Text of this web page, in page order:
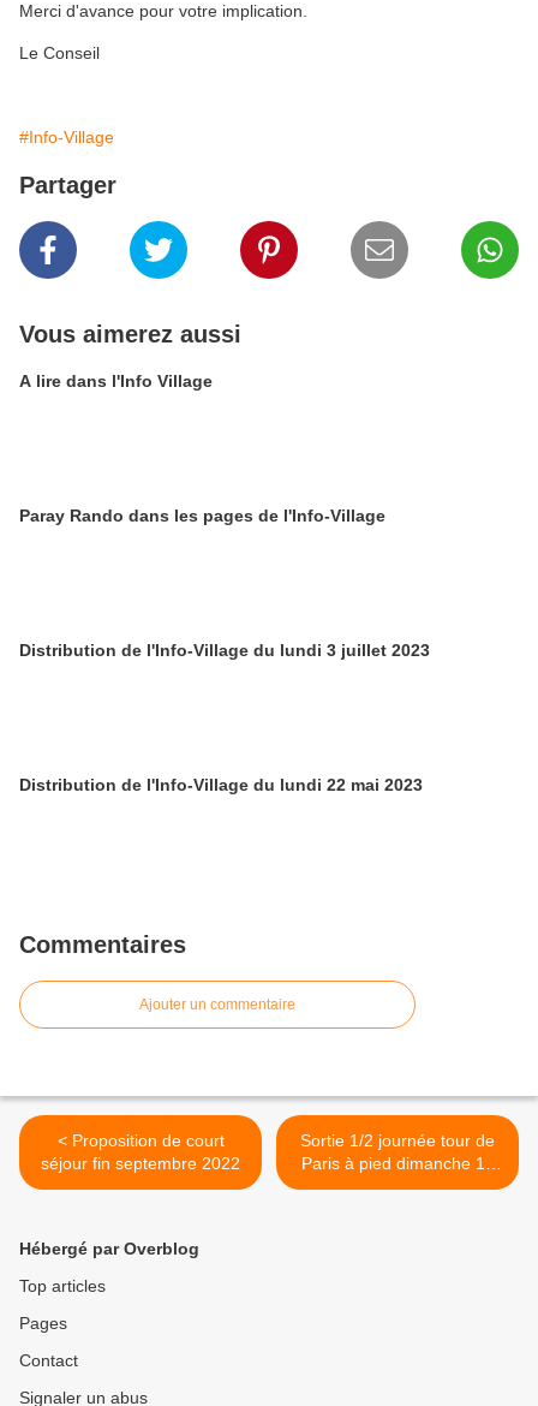
Merci d'avance pour votre implication.
Le Conseil
#Info-Village
Partager
Vous aimerez aussi
A lire dans l'Info Village
Paray Rando dans les pages de l'Info-Village
Distribution de l'Info-Village du lundi 3 juillet 2023
Distribution de l'Info-Village du lundi 22 mai 2023
Commentaires
Ajouter un commentaire
< Proposition de court
séjour fin septembre 2022
Sortie 1/2 journée tour de
Paris à pied dimanche 10
juillet 2022 Etape 1 : de la
Hébergé par Overblog
Top articles
Pages
Contact
Signaler un abus